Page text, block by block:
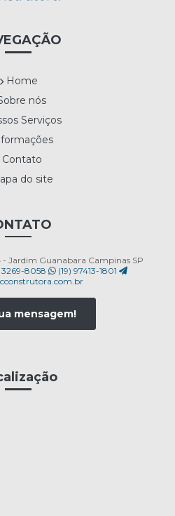
Home
nós
Serviços
do site
- Jardim Guanabara Campinas SP
3269-8058
(19) 97413-1801
mensagem!